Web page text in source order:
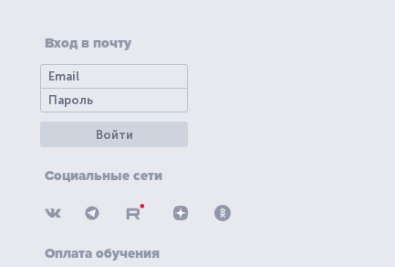
Вход в почту
Войти
Социальные сети
Оплата обучения